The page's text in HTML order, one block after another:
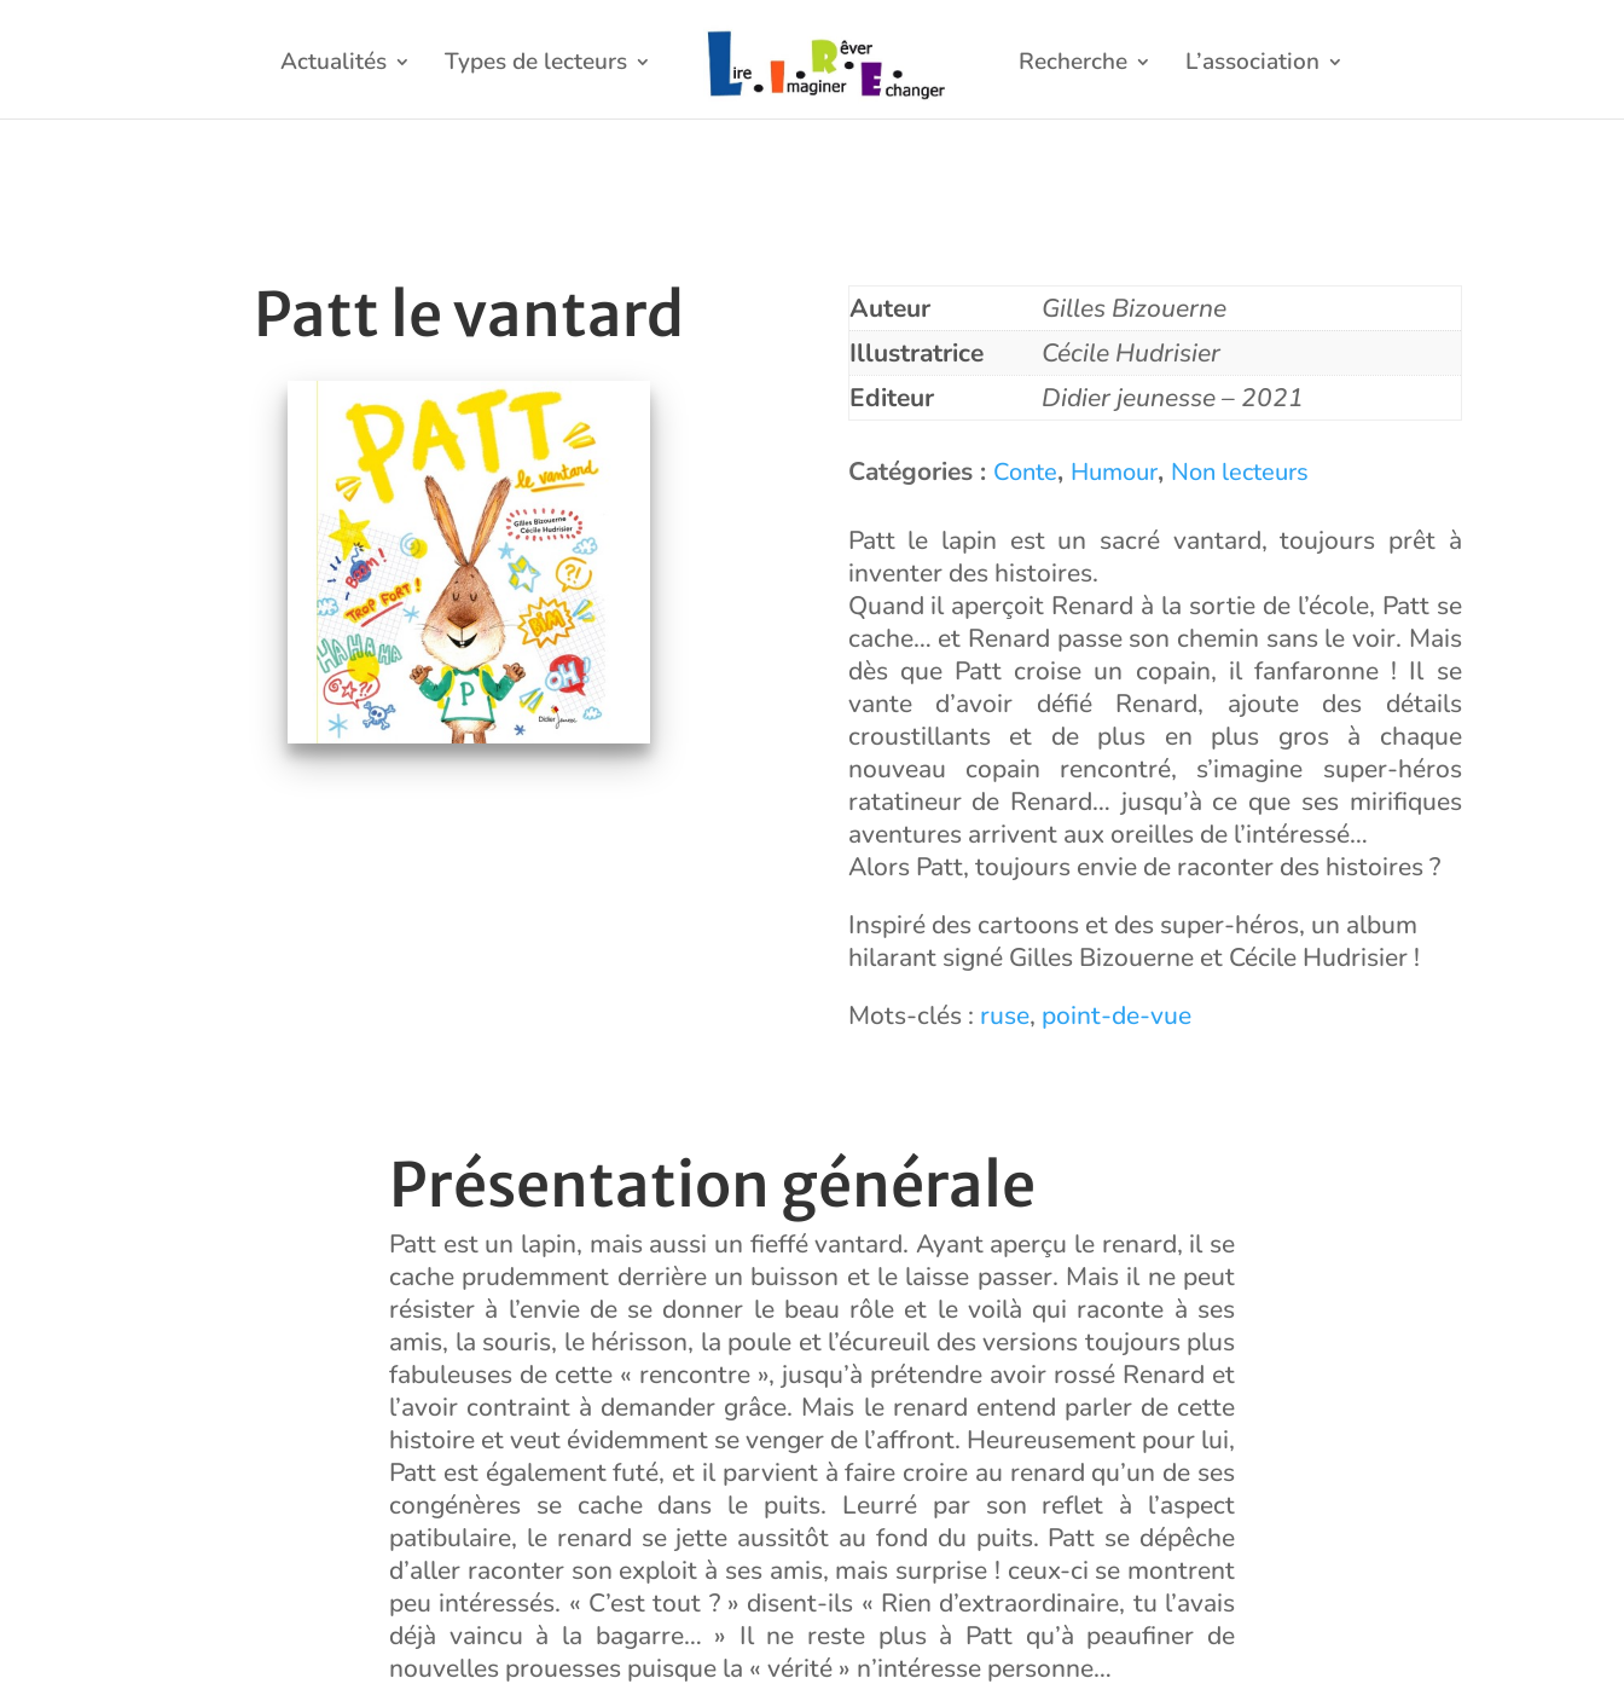
Actualités Types de lecteurs Recherche L’association
Patt le vantard Auteur
Gilles Bizouerne
Illustratrice
Cécile Hudrisier
Editeur
Didier jeunesse – 2021
Catégories : Conte, Humour, Non lecteurs
Patt le lapin est un sacré vantard, toujours prêt à
inventer des histoires.
Quand il aperçoit Renard à la sortie de l’école, Patt se
cache… et Renard passe son chemin sans le voir. Mais
dès que Patt croise un copain, il fanfaronne ! Il se
vante d’avoir défié Renard, ajoute des détails
croustillants et de plus en plus gros à chaque
nouveau copain rencontré, s’imagine super-héros
ratatineur de Renard… jusqu’à ce que ses mirifiques
aventures arrivent aux oreilles de l’intéressé…
Alors Patt, toujours envie de raconter des histoires ?
Inspiré des cartoons et des super-héros, un album
hilarant signé Gilles Bizouerne et Cécile Hudrisier !
Mots-clés : ruse, point-de-vue
Présentation générale
Patt est un lapin, mais aussi un fieffé vantard. Ayant aperçu le renard, il se
cache prudemment derrière un buisson et le laisse passer. Mais il ne peut
résister à l’envie de se donner le beau rôle et le voilà qui raconte à ses
amis, la souris, le hérisson, la poule et l’écureuil des versions toujours plus
fabuleuses de cette « rencontre », jusqu’à prétendre avoir rossé Renard et
l’avoir contraint à demander grâce. Mais le renard entend parler de cette
histoire et veut évidemment se venger de l’affront. Heureusement pour lui,
Patt est également futé, et il parvient à faire croire au renard qu’un de ses
congénères se cache dans le puits. Leurré par son reflet à l’aspect
patibulaire, le renard se jette aussitôt au fond du puits. Patt se dépêche
d’aller raconter son exploit à ses amis, mais surprise ! ceux-ci se montrent
peu intéressés. « C’est tout ? » disent-ils « Rien d’extraordinaire, tu l’avais
déjà vaincu à la bagarre… » Il ne reste plus à Patt qu’à peaufiner de
nouvelles prouesses puisque la « vérité » n’intéresse personne…